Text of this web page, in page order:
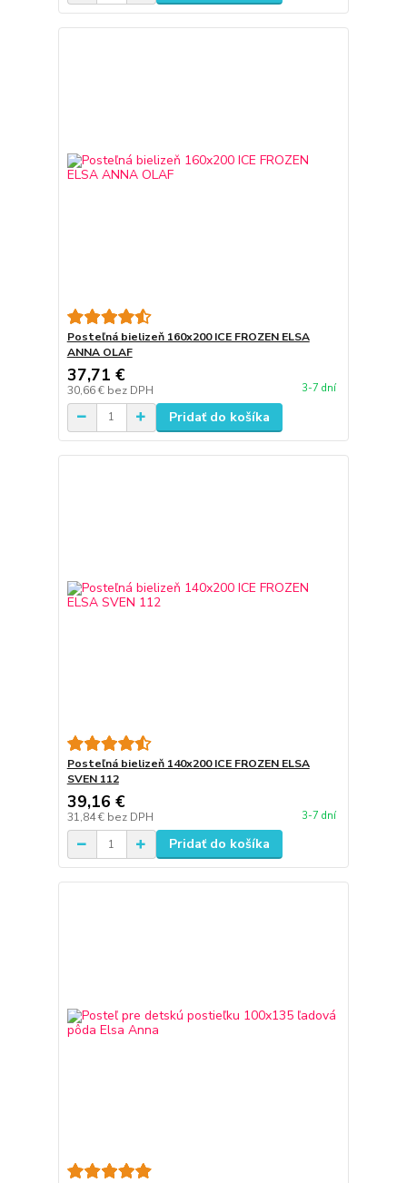
Posteľná bielizeň 160x200 ICE FROZEN ELSA
ANNA OLAF
37,71 €
30,66 € bez DPH 3-7 dní
Pridať do košíka
Posteľná bielizeň 140x200 ICE FROZEN ELSA
SVEN 112
39,16 €
31,84 € bez DPH 3-7 dní
Pridať do košíka